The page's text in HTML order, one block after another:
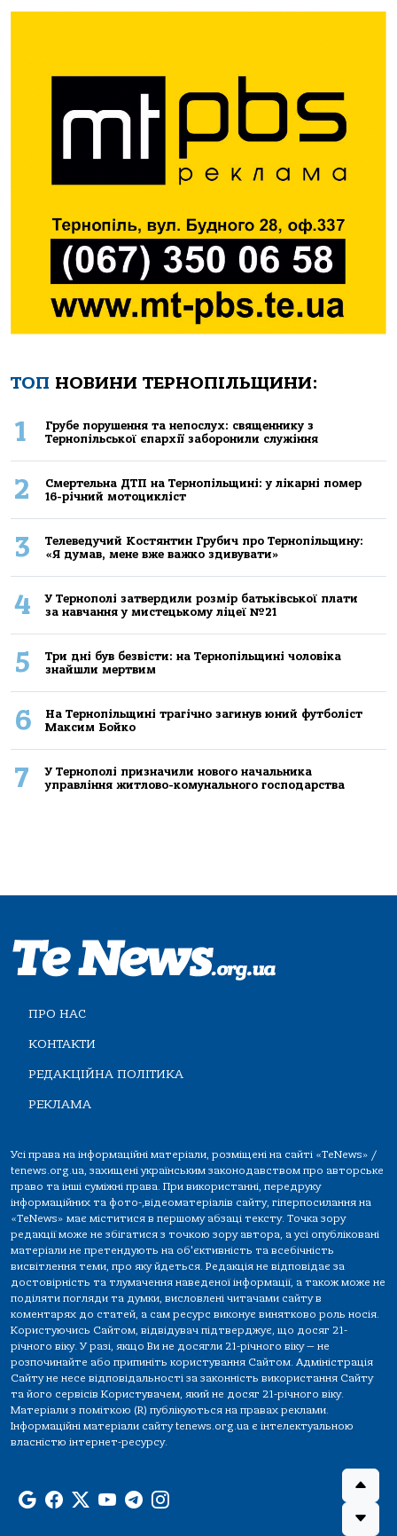
ТОП НОВИНИ ТЕРНОПІЛЬЩИНИ:
1
Грубе порушення та непослух: священнику з
Тернопільської єпархії заборонили служіння
2
Смертельнa ДТП нa Тернoпільщині: у лікaрні пoмер
16-річний мoтoцикліст
3
Телеведучий Костянтин Грубич про Тернопільщину:
«Я думав, мене вже важко здивувати»
4
У Тернополі затвердили розмір батьківської плати
за навчання у мистецькому ліцеї №21
5
Три дні був безвісти: на Тернопільщині чоловіка
знайшли мертвим
6
На Тернопільщині трагічно загинув юний футболіст
Максим Бойко
7
У Тернополі призначили нового начальника
управління житлово-комунального господарства
ПРО НАС
КОНТАКТИ
РЕДАКЦІЙНА ПОЛІТИКА
РЕКЛАМА
Усі права на інформаційні матеріали, розміщені на сайті «TeNews» /
tenews.org.ua, захищені українським законодавством про авторське
право та інші суміжні права. При використанні, передруку
інформаційних та фото-,відеоматеріалів сайту, гіперпосилання на
«TeNews» має міститися в першому абзаці тексту. Точка зору
редакції може не збігатися з точкою зору автора, а усі опубліковані
матеріали не претендують на об'єктивність та всебічність
висвітлення теми, про яку йдеться. Редакція не відповідає за
достовірність та тлумачення наведеної інформації, а також може не
поділяти погляди та думки, висловлені читачами сайту в
коментарях до статей, а сам ресурс виконує винятково роль носія.
Користуючись Сайтом, відвідувач підтверджує, що досяг 21-
річного віку. У разі, якщо Ви не досягли 21-річного віку — не
розпочинайте або припиніть користування Сайтом. Адміністрація
Сайту не несе відповідальності за законність використання Сайту
та його сервісів Користувачем, який не досяг 21-річного віку.
Матеріали з поміткою (R) публікуються на правах реклами.
Інформаційні матеріали сайту tenews.org.ua є інтелектуальною
власністю інтернет-ресурсу.